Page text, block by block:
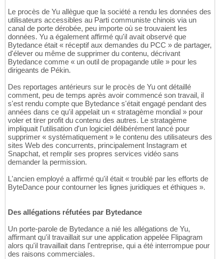
Le procès de Yu allègue que la société a rendu les données des
utilisateurs accessibles au Parti communiste chinois via un
canal de porte dérobée, peu importe où se trouvaient les
données. Yu a également affirmé qu'il avait observé que
Bytedance était « réceptif aux demandes du PCC » de partager,
d'élever ou même de supprimer du contenu, décrivant
Bytedance comme « un outil de propagande utile » pour les
dirigeants de Pékin.
Des reportages antérieurs sur le procès de Yu ont détaillé
comment, peu de temps après avoir commencé son travail, il
s'est rendu compte que Bytedance s'était engagé pendant des
années dans ce qu'il appelait un « stratagème mondial » pour
voler et tirer profit du contenu des autres. Le stratagème
impliquait l'utilisation d'un logiciel délibérément lancé pour
supprimer « systématiquement » le contenu des utilisateurs des
sites Web des concurrents, principalement Instagram et
Snapchat, et remplir ses propres services vidéo sans
demander la permission.
L'ancien employé a affirmé qu'il était « troublé par les efforts de
ByteDance pour contourner les lignes juridiques et éthiques ».
Des allégations réfutées par Bytedance
Un porte-parole de Bytedance a nié les allégations de Yu,
affirmant qu'il travaillait sur une application appelée Flipagram
alors qu'il travaillait dans l'entreprise, qui a été interrompue pour
des raisons commerciales.